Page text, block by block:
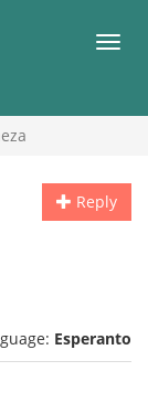
Reply
Esperanto